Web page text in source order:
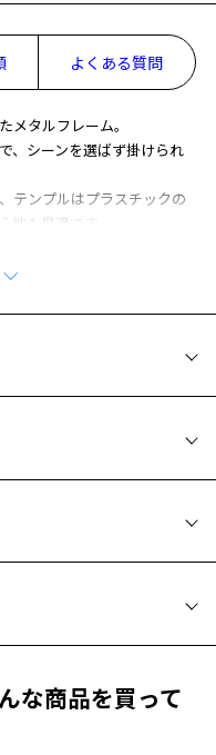
よくある質問
メタルフレーム。
、シーンを選ばず掛けられ
テンプルはプラスチックの
も最適です。
経過した商品などです。キ
を知りたい方へ
証
」をお選びのうえ、
い求めください。
ンズ交換券」はお選び
な商品を買って